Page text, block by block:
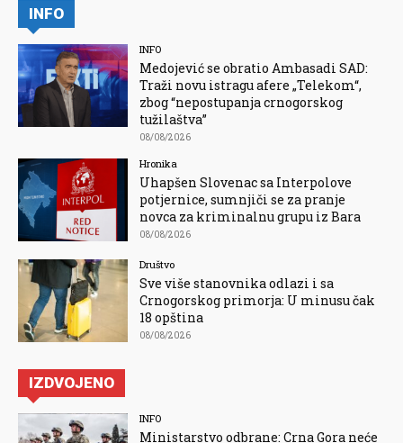
INFO
INFO
Medojević se obratio Ambasadi SAD:
Traži novu istragu afere „Telekom“,
zbog “nepostupanja crnogorskog
tužilaštva”
08/08/2026
Hronika
Uhapšen Slovenac sa Interpolove
potjernice, sumnjiči se za pranje
novca za kriminalnu grupu iz Bara
08/08/2026
Društvo
Sve više stanovnika odlazi i sa
Crnogorskog primorja: U minusu čak
18 opština
08/08/2026
IZDVOJENO
INFO
Ministarstvo odbrane: Crna Gora neće